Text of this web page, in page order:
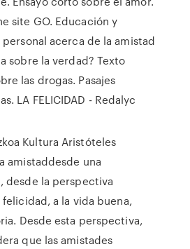
site GO. Educación y
acerca de la amistad
sobre la verdad? Texto
las drogas. Pasajes
LA FELICIDAD - Redalyc
Kultura Aristóteles
amistaddesde una
desde la perspectiva
a la vida buena,
Desde esta perspectiva,
que las amistades